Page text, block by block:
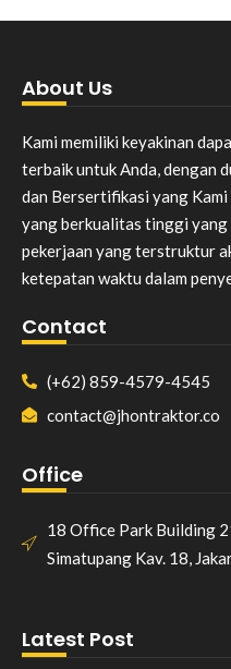
About Us
Kami memiliki keyakinan
terbaik untuk Anda, dengan
dan Bersertifikasi yang
yang berkualitas tinggi yang
pekerjaan yang terstruktur
ketepatan waktu dalam
Contact
(+62) 859-4579-4545
contact@jhontraktor.co
Office
18 Office Park Building
Simatupang Kav. 18,
Latest Post